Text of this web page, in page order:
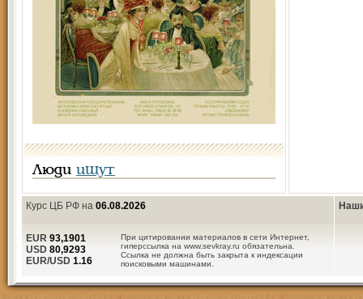
Люди ищут
Курс ЦБ РФ на 06.08.2026
При цитировании материалов в сети Интернет,
гиперссылка на www.sevkray.ru обязательна.
Ссылка не должна быть закрыта к индексации
поисковыми машинами.
EUR 93,1901
USD 80,9293
EUR/USD 1.16